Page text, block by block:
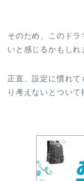
そのため、このド
いと感じるかもしれ
正直、設定に慣れて
り考えないとついて